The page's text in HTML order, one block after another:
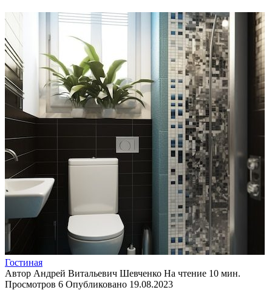
Гостиная
Автор Андрей Витальевич Шевченко На чтение 10 мин.
Просмотров 6 Опубликовано 19.08.2023